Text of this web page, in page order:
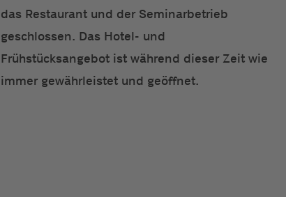
das Restaurant und der Seminarbetrieb
geschlossen. Das Hotel- und
Frühstücksangebot ist während dieser Zeit wie
immer gewährleistet und geöffnet.